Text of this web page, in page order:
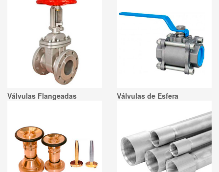
Válvulas Flangeadas Válvulas de Esfera